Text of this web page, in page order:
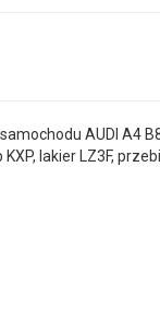
AUDI A4
lakier LZ3F,